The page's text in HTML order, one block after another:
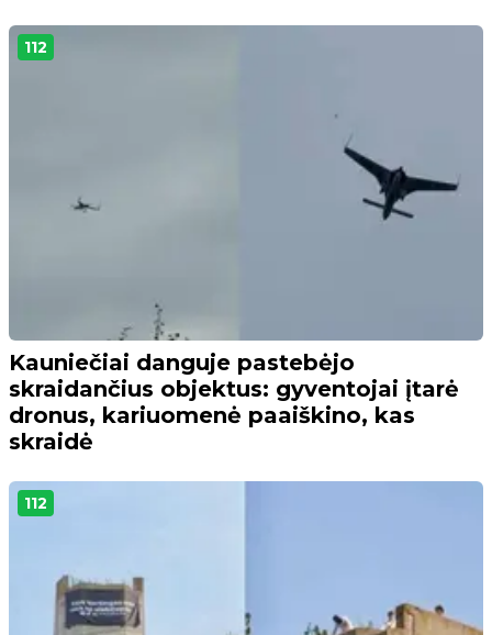
112
Kauniečiai danguje pastebėjo
skraidančius objektus: gyventojai įtarė
dronus, kariuomenė paaiškino, kas
skraidė
112